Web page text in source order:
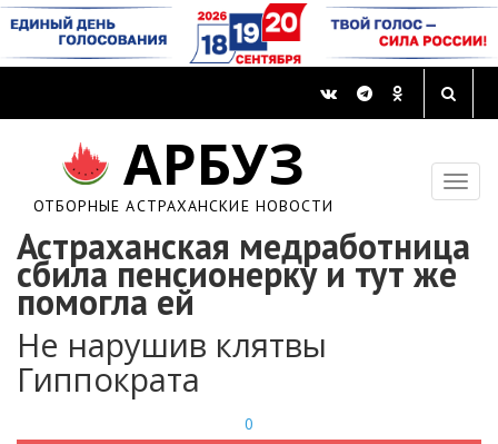
АРБУЗ
ОТБОРНЫЕ АСТРАХАНСКИЕ НОВОСТИ
Астраханская медработница
сбила пенсионерку и тут же
помогла ей
Не нарушив клятвы
Гиппократа
0